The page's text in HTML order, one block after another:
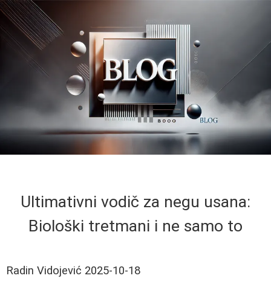
Ultimativni vodič za negu usana:
Biološki tretmani i ne samo to
Radin Vidojević 2025-10-18